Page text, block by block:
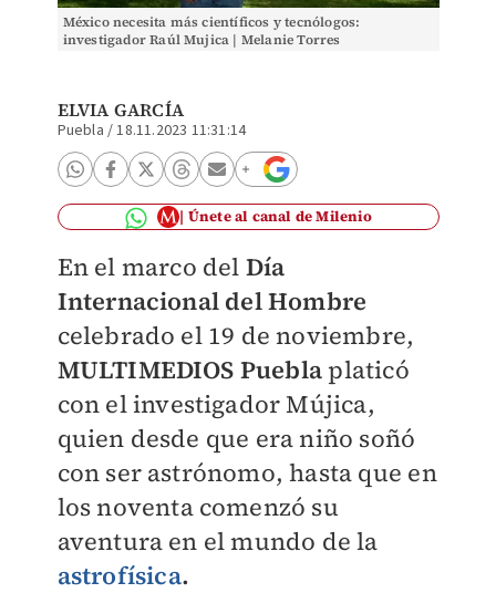
México necesita más científicos y tecnólogos:
investigador Raúl Mujica | Melanie Torres
ELVIA GARCÍA
Puebla /18.11.2023 11:31:14
Únete al canal de Milenio
En el marco del Día
Internacional del Hombre
celebrado el 19 de noviembre,
MULTIMEDIOS Puebla platicó
con el investigador Mújica,
quien desde que era niño soñó
con ser astrónomo, hasta que en
los noventa comenzó su
aventura en el mundo de la
astrofísica.